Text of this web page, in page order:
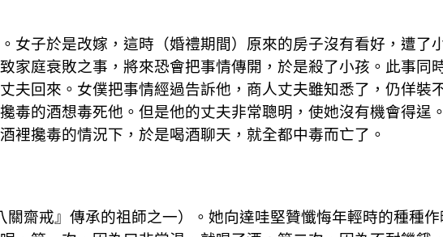
女子於是改嫁，這時（婚禮期間）原來的房子沒有看好，遭了
家庭衰敗之事，將來恐會把事情傳開，於是殺了小孩。此事同
夫回來。女僕把事情經過告訴他，商人丈夫雖知悉了，仍佯裝
毒的酒想毒死他。但是他的丈夫非常聰明，使她沒有機會得逞
裡攙毒的情況下，於是喝酒聊天，就全都中毒而亡了。
齋戒』傳承的祖師之一）。她向達哇堅贊懺悔年輕時的種種